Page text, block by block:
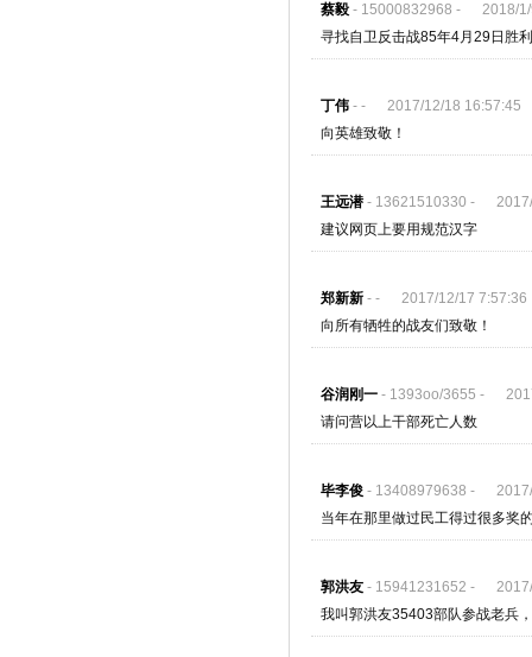
蔡毅- 15000832968 - 2018/1/
寻找自卫反击战85年4月29日胜
丁伟- - 2017/12/18 16:57:45
向英雄致敬！
王远潜- 13621510330 - 2017/
建议网页上要用规范汉字
郑新新- - 2017/12/17 7:57:36
向所有牺牲的战友们致敬！
谷润刚一- 1393oo/3655 -
请问营以上干部死亡人数
毕李俊- 13408979638 - 2017/
当年在那里做过民工得过很多奖
郭洪友- 15941231652 - 2017/
我叫郭洪友35403部队参战老兵